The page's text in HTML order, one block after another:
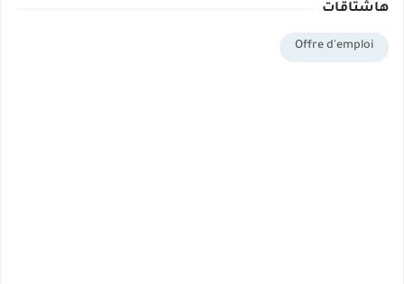
هاشتاقات
Offre d'emploi